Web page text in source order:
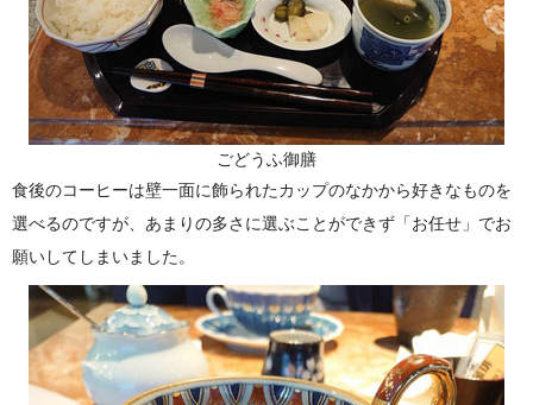
ごどうふ御膳
食後のコーヒーは壁一面に飾られたカップのなかから好きなものを
選べるのですが、あまりの多さに選ぶことができず「お任せ」でお
願いしてしまいました。